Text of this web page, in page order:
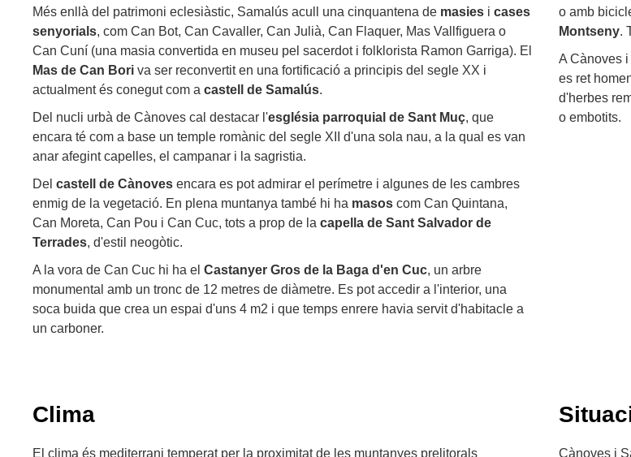
Més enllà del patrimoni eclesiàstic, Samalús acull una cinquantena de masies i cases
senyorials, com Can Bot, Can Cavaller, Can Julià, Can Flaquer, Mas Vallfiguera o
Can Cuní (una masia convertida en museu pel sacerdot i folklorista Ramon Garriga). El
Mas de Can Bori va ser reconvertit en una fortificació a principis del segle XX i
actualment és conegut com a castell de Samalús.
Del nucli urbà de Cànoves cal destacar l'església parroquial de Sant Muç, que
encara té com a base un temple romànic del segle XII d'una sola nau, a la qual es van
anar afegint capelles, el campanar i la sagristia.
Del castell de Cànoves encara es pot admirar el perímetre i algunes de les cambres
enmig de la vegetació. En plena muntanya també hi ha masos com Can Quintana,
Can Moreta, Can Pou i Can Cuc, tots a prop de la capella de Sant Salvador de
Terrades, d'estil neogòtic.
A la vora de Can Cuc hi ha el Castanyer Gros de la Baga d'en Cuc, un arbre
monumental amb un tronc de 12 metres de diàmetre. Es pot accedir a l'interior, una
soca buida que crea un espai d'uns 4 m2 i que temps enrere havia servit d'habitacle a
un carboner.
o amb
Montseny.
A Cànoves
es ret
d'herbes
o embotits.
Clima
El clima és mediterrani temperat per la proximitat de les muntanyes prelitorals
Cànoves i